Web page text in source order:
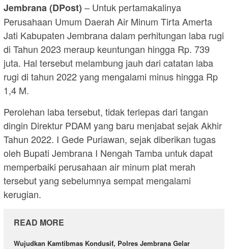
Jembrana (DPost) – Untuk pertamakalinya
Perusahaan Umum Daerah Air Minum Tirta Amerta
Jati Kabupaten Jembrana dalam perhitungan laba rugi
di Tahun 2023 meraup keuntungan hingga Rp. 739
juta. Hal tersebut melambung jauh dari catatan laba
rugi di tahun 2022 yang mengalami minus hingga Rp
1,4 M.
Perolehan laba tersebut, tidak terlepas dari tangan
dingin Direktur PDAM yang baru menjabat sejak Akhir
Tahun 2022. I Gede Puriawan, sejak diberikan tugas
oleh Bupati Jembrana I Nengah Tamba untuk dapat
memperbaiki perusahaan air minum plat merah
tersebut yang sebelumnya sempat mengalami
kerugian.
READ MORE
Wujudkan Kamtibmas Kondusif, Polres Jembrana Gelar